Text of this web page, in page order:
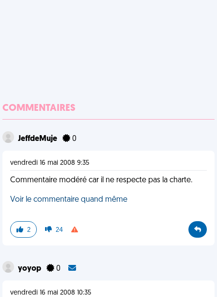
COMMENTAIRES
JeffdeMuje 0
vendredi 16 mai 2008 9:35
Commentaire modéré car il ne respecte pas la charte.
Voir le commentaire quand même
2 24
yoyop 0
vendredi 16 mai 2008 10:35